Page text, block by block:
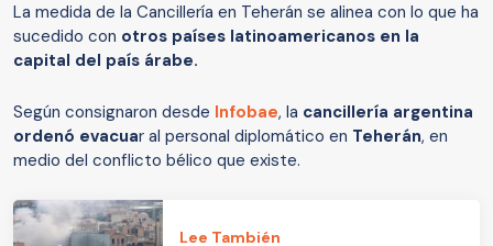
La medida de la Cancillería en Teherán se alinea con lo que ha
sucedido con otros países latinoamericanos en la
capital del país árabe.
Según consignaron desde Infobae, la cancillería argentina
ordenó evacuar al personal diplomático en Teherán, en
medio del conflicto bélico que existe.
Lee También